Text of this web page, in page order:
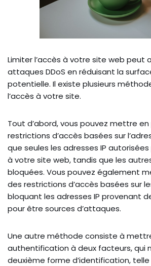
Limiter l’accès à votre site web peut
attaques DDoS en réduisant la
potentielle. Il existe plusieurs
l’accès à votre site.
Tout d’abord, vous pouvez mettre
restrictions d’accès basées sur
que seules les adresses IP
à votre site web, tandis que les
bloquées. Vous pouvez également
des restrictions d’accès basées sur
bloquant les adresses IP provenant
pour être sources d’attaques.
Une autre méthode consiste à
authentification à deux facteurs, qui
deuxième forme d’identification, telle